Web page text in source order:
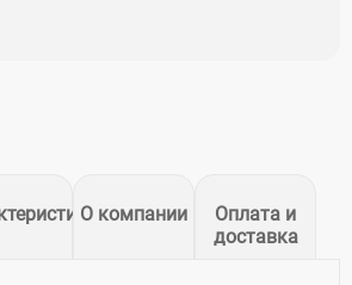
О компании
Оплата и
доставка